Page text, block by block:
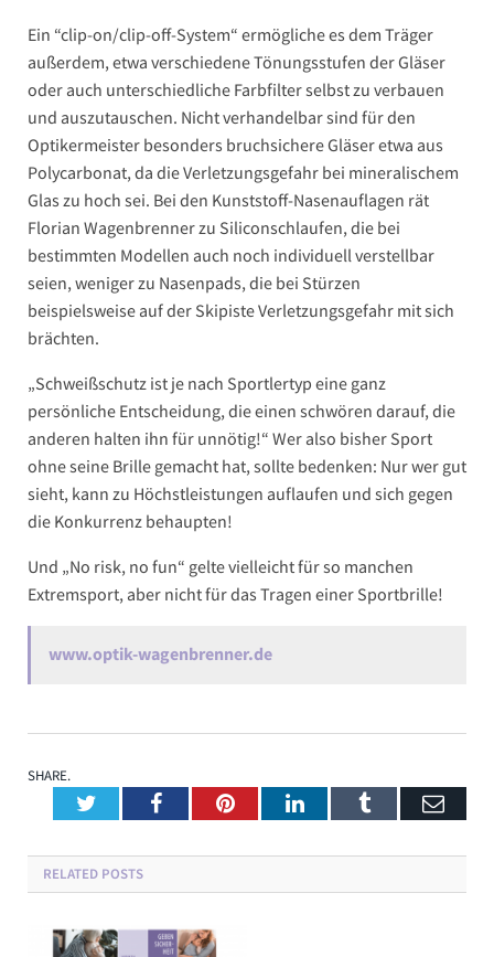
Ein “clip-on/clip-off-System“ ermögliche es dem Träger
außerdem, etwa verschiedene Tönungsstufen der Gläser
oder auch unterschiedliche Farbfilter selbst zu verbauen
und auszutauschen. Nicht verhandelbar sind für den
Optikermeister besonders bruchsichere Gläser etwa aus
Polycarbonat, da die Verletzungsgefahr bei mineralischem
Glas zu hoch sei. Bei den Kunststoff-Nasenauflagen rät
Florian Wagenbrenner zu Siliconschlaufen, die bei
bestimmten Modellen auch noch individuell verstellbar
seien, weniger zu Nasenpads, die bei Stürzen
beispielsweise auf der Skipiste Verletzungsgefahr mit sich
brächten.
„Schweißschutz ist je nach Sportlertyp eine ganz
persönliche Entscheidung, die einen schwören darauf, die
anderen halten ihn für unnötig!“ Wer also bisher Sport
ohne seine Brille gemacht hat, sollte bedenken: Nur wer gut
sieht, kann zu Höchstleistungen auflaufen und sich gegen
die Konkurrenz behaupten!
Und „No risk, no fun“ gelte vielleicht für so manchen
Extremsport, aber nicht für das Tragen einer Sportbrille!
www.optik-wagenbrenner.de
SHARE.
TwitterFacebookPinterestLinkedInTumblr
RELATED POSTS